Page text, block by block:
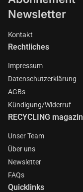
Newsletter
Kontakt
Rechtliches
Impressum
Datenschutzerklärung
AGBs
Kündigung/Widerruf
RECYCLING magazin
Unser Team
Über uns
Newsletter
FAQs
Quicklinks